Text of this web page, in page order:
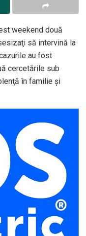
weekend două
să intervină la
au fost
cercetările sub
în familie şi